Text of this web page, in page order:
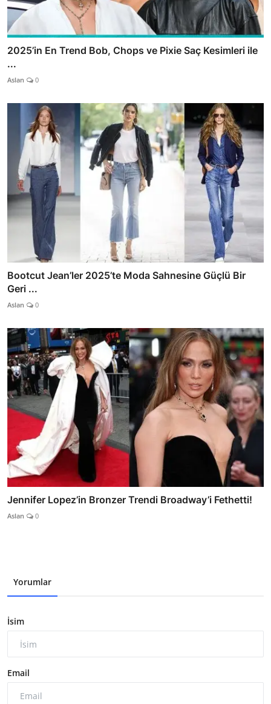
2025’in En Trend Bob, Chops ve Pixie Saç Kesimleri ile
...
Aslan 0
Bootcut Jean’ler 2025’te Moda Sahnesine Güçlü Bir
Geri ...
Aslan 0
Jennifer Lopez’in Bronzer Trendi Broadway’i Fethetti!
Aslan 0
Yorumlar
İsim
Email